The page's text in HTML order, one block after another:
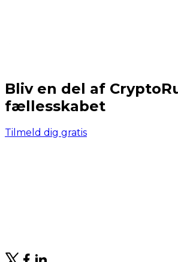
Bliv en del af
fællesskabet
Tilmeld dig gratis